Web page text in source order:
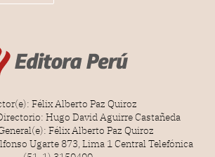
Félix Alberto Paz Quiroz
Hugo David Aguirre Castañeda
Félix Alberto Paz Quiroz
Ugarte 873, Lima 1 Central Telefónica